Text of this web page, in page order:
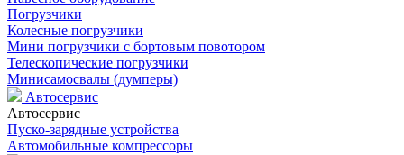
Погрузчики
Колесные погрузчики
Мини погрузчики с бортовым повотором
Телескопические погрузчики
Минисамосвалы (думперы)
Автосервис
Автосервис
Пуско-зарядные устройства
Автомобильные компрессоры